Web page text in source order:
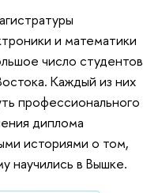
и математики
число студентов
Каждый из них
профессионального
диплома
историями о том,
научились в Вышке.